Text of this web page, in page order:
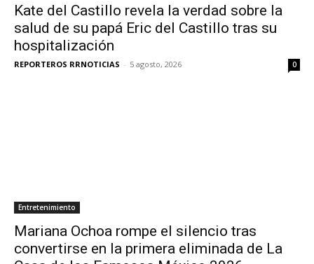
Kate del Castillo revela la verdad sobre la
salud de su papá Eric del Castillo tras su
hospitalización
REPORTEROS RRNOTICIAS - 5 agosto, 2026 0
Entretenimiento
Mariana Ochoa rompe el silencio tras
convertirse en la primera eliminada de La